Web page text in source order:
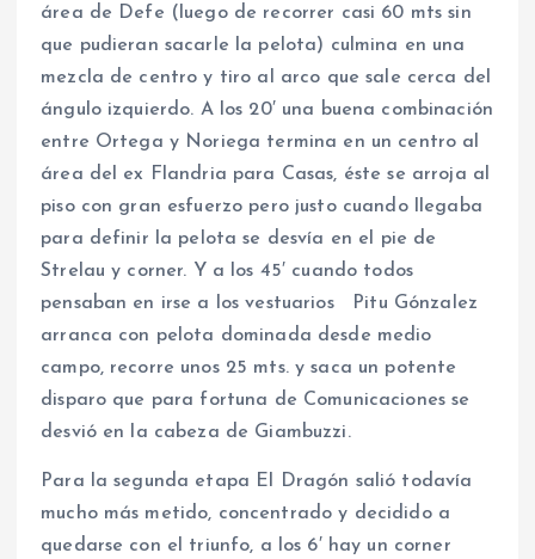
área de Defe (luego de recorrer casi 60 mts sin
que pudieran sacarle la pelota) culmina en una
mezcla de centro y tiro al arco que sale cerca del
ángulo izquierdo. A los 20′ una buena combinación
entre Ortega y Noriega termina en un centro al
área del ex Flandria para Casas, éste se arroja al
piso con gran esfuerzo pero justo cuando llegaba
para definir la pelota se desvía en el pie de
Strelau y corner. Y a los 45′ cuando todos
pensaban en irse a los vestuarios Pitu Gónzalez
arranca con pelota dominada desde medio
campo, recorre unos 25 mts. y saca un potente
disparo que para fortuna de Comunicaciones se
desvió en la cabeza de Giambuzzi.
Para la segunda etapa El Dragón salió todavía
mucho más metido, concentrado y decidido a
quedarse con el triunfo, a los 6′ hay un corner